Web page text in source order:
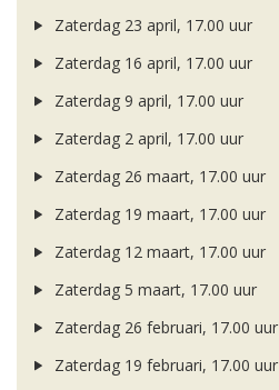
Zaterdag 23 april, 17.00 uur
Zaterdag 16 april, 17.00 uur
Zaterdag 9 april, 17.00 uur
Zaterdag 2 april, 17.00 uur
Zaterdag 26 maart, 17.00 uur
Zaterdag 19 maart, 17.00 uur
Zaterdag 12 maart, 17.00 uur
Zaterdag 5 maart, 17.00 uur
Zaterdag 26 februari, 17.00 uur
Zaterdag 19 februari, 17.00 uur